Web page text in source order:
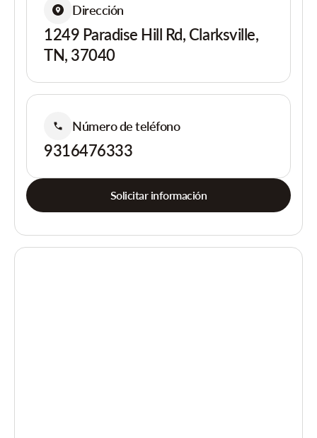
Dirección
1249 Paradise Hill Rd, Clarksville,
TN, 37040
Número de teléfono
9316476333
Solicitar información